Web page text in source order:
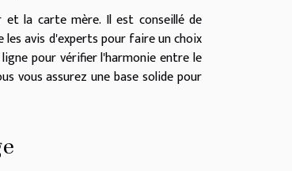
la carte mère. Il est conseillé de
avis d'experts pour faire un choix
pour vérifier l'harmonie entre le
vous assurez une base solide pour